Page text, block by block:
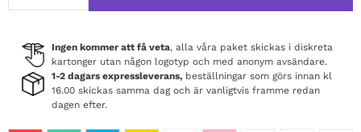
Seductive
Sleeve
mängd
Ingen kommer att få veta, alla våra paket skickas i diskreta
kartonger utan någon logotyp och med anonym avsändare.
1-2 dagars expressleverans, beställningar som görs innan kl
16.00 skickas samma dag och är vanligtvis framme redan
dagen efter.